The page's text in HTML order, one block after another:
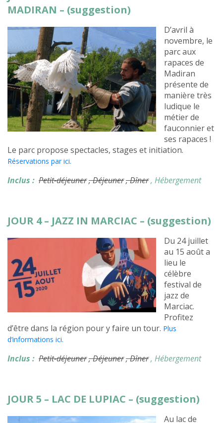
MADIRAN – (suggestion)
D’avril à
novembre, le
parc aux
rapaces de
Madiran
présente de
manière très
ludique le
métier de
fauconnier et
ses rapaces !
Le parc propose spectacles, stages et initiation.
Réservations par ici.
Inclus : Petit-déjeuner, Déjeuner, Dîner, Hébergement
JOUR 4 – JAZZ IN MARCIAC – (suggestion)
Du 24 juillet
au 15 août a
lieu le
célèbre
festival de
jazz de
Marciac.
Profitez
d’être dans la région pour y faire un tour. Plus
d’informations ici.
Inclus : Petit-déjeuner, Déjeuner, Dîner, Hébergement
JOUR 5 – LAC DE LUPIAC – (suggestion)
Au lac de